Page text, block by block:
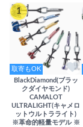
1
取寄もOK
BlackDiamond(ブラッ
クダイヤモンド)
CAMALOT
ULTRALIGHT(キャメロ
ットウルトラライト)
※革命的軽量モデル ※